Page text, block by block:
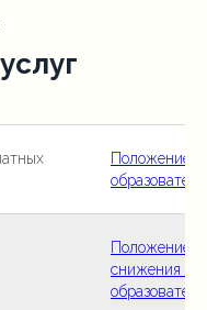
Положение
Положение
снижения